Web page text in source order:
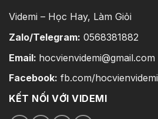
Videmi – Học Hay, Làm Giỏi
Zalo/Telegram: 0568381882
Email: hocvienvidemi@gmail.com
Facebook: fb.com/hocvienvidemi
KẾT NỐI VỚI VIDEMI